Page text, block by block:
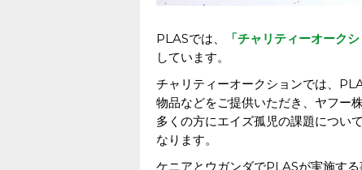
PLASでは、 「チャリティーオークシ
しています。
チャリティーオークションでは、
物品などをご提供いただき、ヤフー
多くの方にエイズ孤児の課題につい
なります。
ケニアとウガンダでPLASが実施す